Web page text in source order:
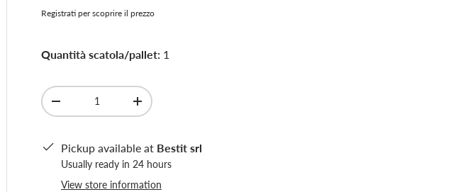
Registrati per scoprire il prezzo
Quantità scatola/pallet: 1
Qty
-
+
Pickup available at Bestit srl
Usually ready in 24 hours
View store information